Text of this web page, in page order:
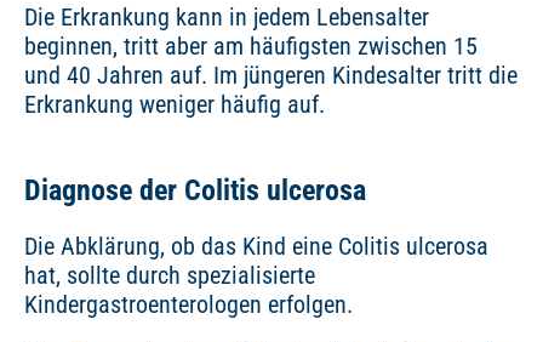
Die Erkrankung kann in jedem Lebensalter
beginnen, tritt aber am häufigsten zwischen 15
und 40 Jahren auf. Im jüngeren Kindesalter tritt die
Erkrankung weniger häufig auf.
Diagnose der Colitis ulcerosa
Die Abklärung, ob das Kind eine Colitis ulcerosa
hat, sollte durch spezialisierte
Kindergastroenterologen erfolgen.